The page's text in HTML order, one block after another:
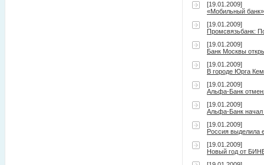
[19.01.2009]
«Мобильный
[19.01.2009]
Промсвязьбанк:
[19.01.2009]
Банк Москвы
[19.01.2009]
В городе Юрга
[19.01.2009]
Альфа-Банк
[19.01.2009]
Альфа-Банк начал
[19.01.2009]
Россия выделила
[19.01.2009]
Новый год от